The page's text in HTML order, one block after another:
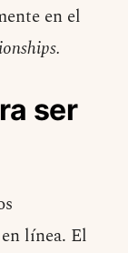
en el
ser
línea. El